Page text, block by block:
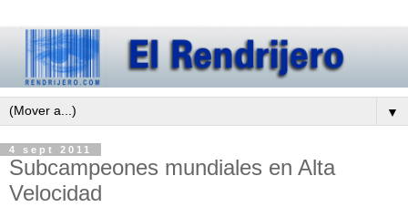
▼
4 sept 2011
Subcampeones mundiales en Alta
Velocidad